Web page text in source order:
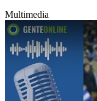
Multimedia